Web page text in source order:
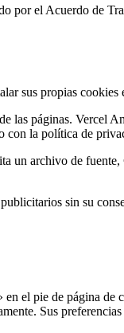
por el Acuerdo de
sus propias
páginas. Vercel
con la política de
archivo de
sin su
el pie de página de
Sus